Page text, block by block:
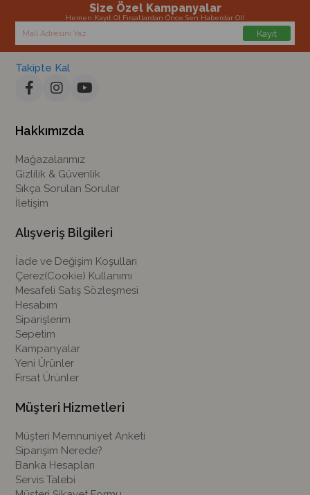
Size Özel Kampanyalar
Hemen Kayıt Ol Fırsatlardan Önce Sen Haberdar Ol!
Kayıt
Takipte Kal
Hakkımızda
Mağazalarımız
Gizlilik & Güvenlik
Sıkça Sorulan Sorular
İletişim
Alışveriş Bilgileri
İade ve Değişim Koşulları
Çerez(Cookie) Kullanımı
Mesafeli Satış Sözleşmesi
Hesabım
Siparişlerim
Sepetim
Kampanyalar
Yeni Ürünler
Fırsat Ürünler
Müşteri Hizmetleri
Müşteri Memnuniyet Anketi
Siparişim Nerede?
Banka Hesapları
Servis Talebi